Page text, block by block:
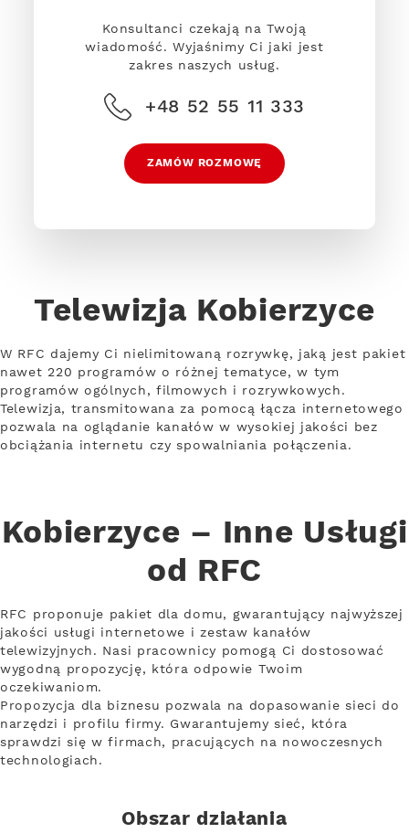
Konsultanci czekają na Twoją
wiadomość. Wyjaśnimy Ci jaki jest
zakres naszych usług.
+48 52 55 11 333
ZAMÓW ROZMOWĘ
Telewizja Kobierzyce
W RFC dajemy Ci nielimitowaną rozrywkę, jaką jest pakiet
nawet 220 programów o różnej tematyce, w tym
programów ogólnych, filmowych i rozrywkowych.
Telewizja, transmitowana za pomocą łącza internetowego
pozwala na oglądanie kanałów w wysokiej jakości bez
obciążania internetu czy spowalniania połączenia.
Kobierzyce – Inne Usługi
od RFC
RFC proponuje pakiet dla domu, gwarantujący najwyższej
jakości usługi internetowe i zestaw kanałów
telewizyjnych. Nasi pracownicy pomogą Ci dostosować
wygodną propozycję, która odpowie Twoim
oczekiwaniom.
Propozycja dla biznesu pozwala na dopasowanie sieci do
narzędzi i profilu firmy. Gwarantujemy sieć, która
sprawdzi się w firmach, pracujących na nowoczesnych
technologiach.
Obszar działania